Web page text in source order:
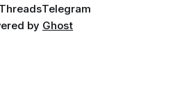
ThreadsTelegram
by Ghost